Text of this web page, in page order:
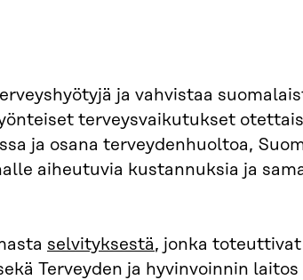
ja vahvistaa
terveysvaikutukset
ja osana terveydenhuoltoa,
aiheutuvia kustannuksia ja
selvityksestä, jonka toteuttivat
Terveyden ja hyvinvoinnin laitos